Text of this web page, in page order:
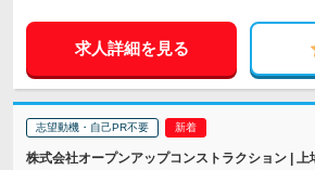
求人詳細を見る
志望動機・自己PR不要
株式会社オープンアップコンストラクション |